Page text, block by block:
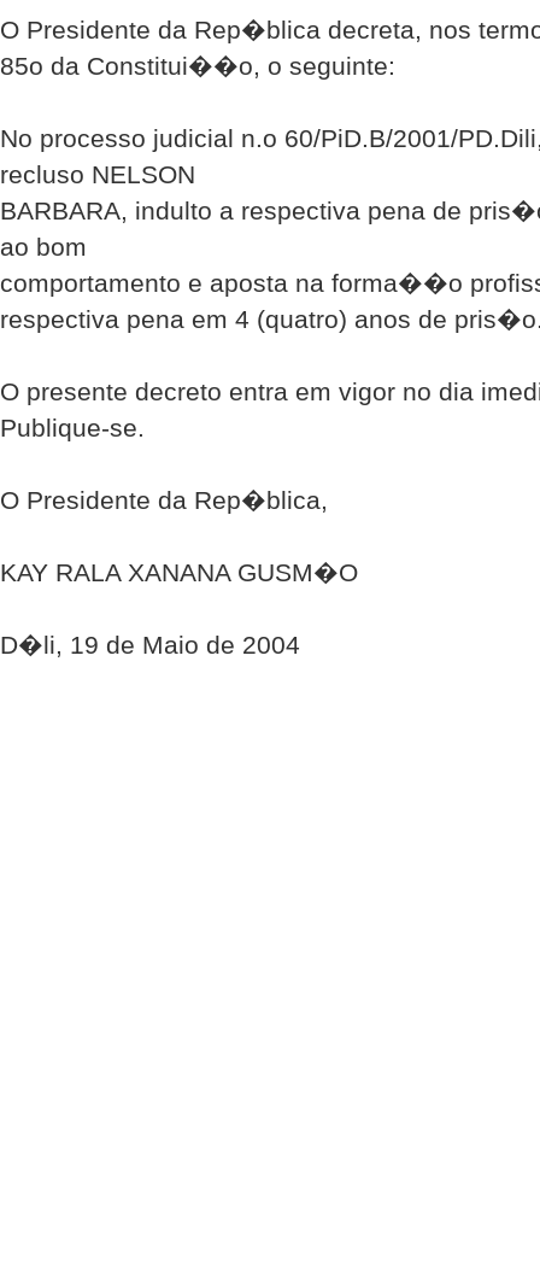
O Presidente da Rep�blica decreta, nos
85o da Constitui��o, o seguinte:
No processo judicial n.o 60/PiD.B/2001/
recluso NELSON
BARBARA, indulto a respectiva pena de
ao bom
comportamento e aposta na forma��o
respectiva pena em 4 (quatro) anos de
O presente decreto entra em vigor no dia
Publique-se.
O Presidente da Rep�blica,
KAY RALA XANANA GUSM�O
D�li, 19 de Maio de 2004